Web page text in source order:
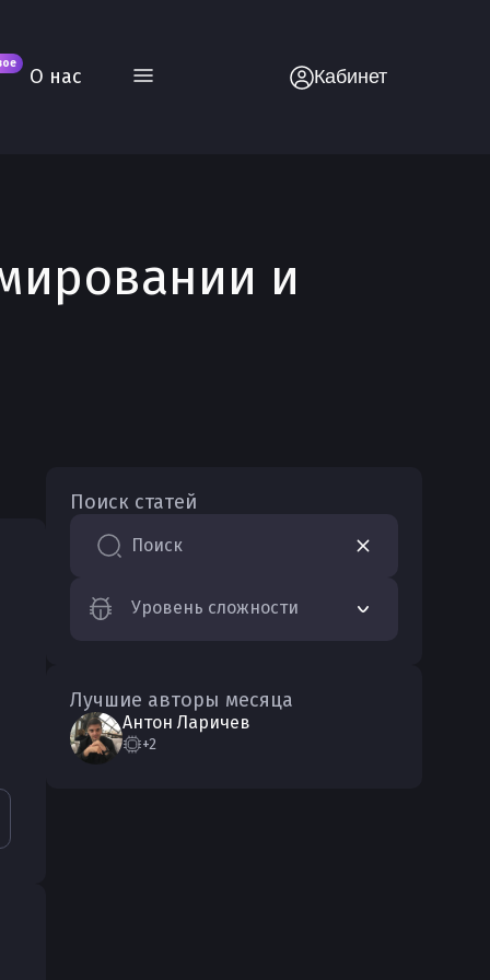
О нас Кабинет
и
Поиск статей
Поиск
Уровень сложности
Лучшие авторы месяца
Антон Ларичев
+2